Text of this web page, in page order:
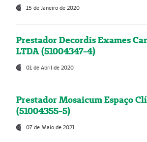
15 de Janeiro de 2020
Prestador Decordis Exames
LTDA (51004347-4)
01 de Abril de 2020
Prestador Mosaicum Espaço
(51004355-5)
07 de Maio de 2021